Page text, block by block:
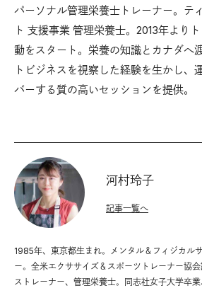
パーソナル管理栄養士トレーナー。テ
ト 支援事業 管理栄養士。2013年より
動をスタート。栄養の知識とカナダへ
トビジネスを視察した経験を生かし、
バーする質の高いセッションを提供。
河村玲子
1985年、東京都生まれ。メンタル＆フィジカル
ー。全米エクササイズ＆スポーツトレーナー協
ストレーナー、管理栄養士。同志社女子大学卒
記事一覧へ